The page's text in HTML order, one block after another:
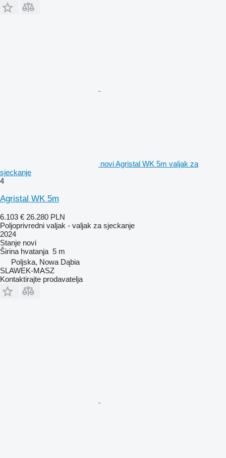
novi Agristal WK 5m valjak za
sjeckanje
4
Agristal WK 5m
6.103 € 26.280 PLN
Poljoprivredni valjak - valjak za sjeckanje
2024
Stanje novi
Širina hvatanja 5 m
Poljska, Nowa Dąbia
SLAWEK-MASZ
Kontaktirajte prodavatelja